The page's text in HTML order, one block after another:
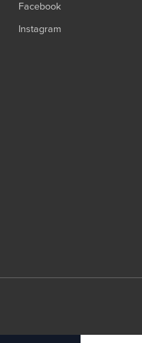
Facebook
Instagram